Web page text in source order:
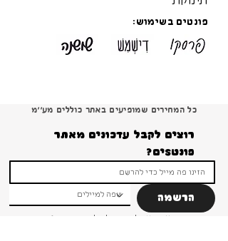
פונטים בשימוש:
כל המחירים שמופיעים באתר כוללים מע׳׳מ
פונטSים?
הרשמה